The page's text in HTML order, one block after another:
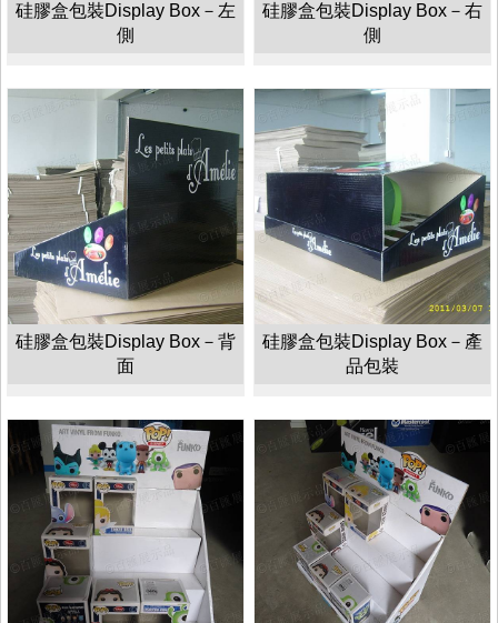
硅膠盒包裝Display Box－左
側
硅膠盒包裝Display Box－右
側
硅膠盒包裝Display Box－背
面
硅膠盒包裝Display Box－產
品包裝